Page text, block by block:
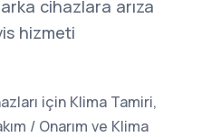
cihazlara arıza
hizmeti
için Klima Tamiri,
/ Onarım ve Klima